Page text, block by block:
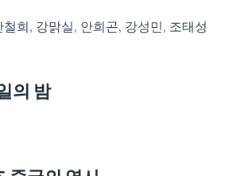
희, 강맑실, 안희곤, 강성민, 조태성
의 밤